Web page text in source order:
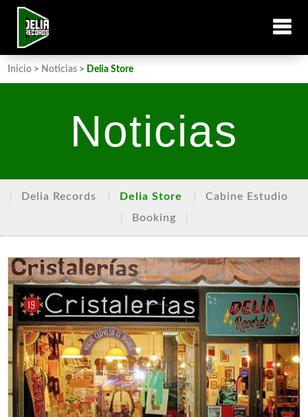
Inicio > Noticias > Delia Store
Noticias
Delia Records Delia Store
Cabine Estudio
Booking